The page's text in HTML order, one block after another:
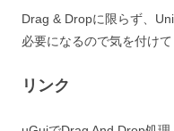
Drag & Dropに限らず、
必要になるので気を付けて
リンク